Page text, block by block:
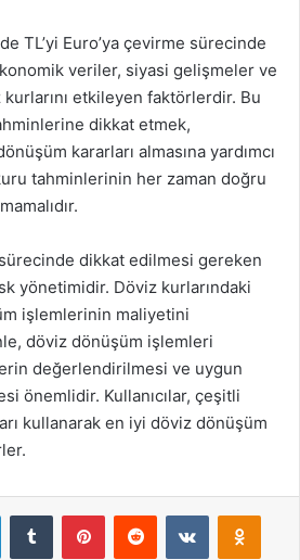
TL’yi Euro’ya çevirme sürecinde
veriler, siyasi gelişmeler ve
etkileyen faktörlerdir. Bu
dikkat etmek,
kararları almasına yardımcı
tahminlerinin her zaman doğru
sürecinde dikkat edilmesi gereken
yönetimidir. Döviz kurlarındaki
işlemlerinin maliyetini
döviz dönüşüm işlemleri
değerlendirilmesi ve uygun
önemlidir. Kullanıcılar, çeşitli
kullanarak en iyi döviz dönüşüm
LinkedInTumblr PinterestReddit VKontakte